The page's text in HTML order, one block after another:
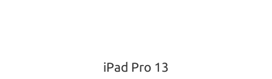
iPad Pro 13